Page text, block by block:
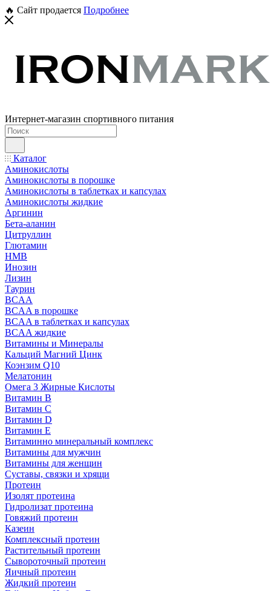
🔥 Сайт продается Подробнее
Интернет-магазин спортивного питания
Каталог
Аминокислоты
Аминокислоты в порошке
Аминокислоты в таблетках и капсулах
Аминокислоты жидкие
Аргинин
Бета-аланин
Цитруллин
Глютамин
HMB
Инозин
Лизин
Таурин
BCAA
BCAA в порошке
BCAA в таблетках и капсулах
BCAA жидкие
Витамины и Минералы
Кальций Магний Цинк
Коэнзим Q10
Мелатонин
Омега 3 Жирные Кислоты
Витамин B
Витамин C
Витамин D
Витамин E
Витаминно минеральный комплекс
Витамины для мужчин
Витамины для женщин
Суставы, связки и хрящи
Протеин
Изолят протеина
Гидролизат протеина
Говяжий протеин
Казеин
Комплексный протеин
Растительный протеин
Сывороточный протеин
Яичный протеин
Жидкий протеин